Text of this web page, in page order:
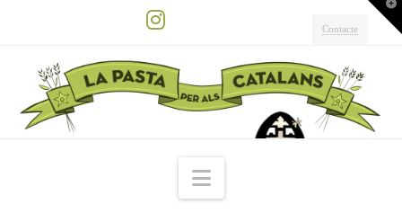
Contacte
Navigation